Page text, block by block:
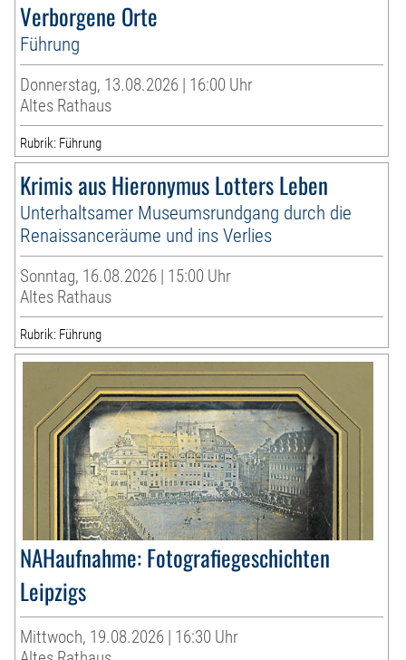
Verborgene Orte
Führung
Donnerstag, 13.08.2026 | 16:00 Uhr
Altes Rathaus
Rubrik: Führung
Krimis aus Hieronymus Lotters Leben
Unterhaltsamer Museumsrundgang durch die
Renaissanceräume und ins Verlies
Sonntag, 16.08.2026 | 15:00 Uhr
Altes Rathaus
Rubrik: Führung
NAHaufnahme: Fotografiegeschichten
Leipzigs
Mittwoch, 19.08.2026 | 16:30 Uhr